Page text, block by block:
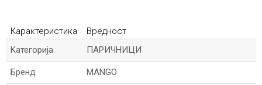
Карактеристика
Вредност
Kатегорија
ПАРИЧНИЦИ
Бренд MANGO